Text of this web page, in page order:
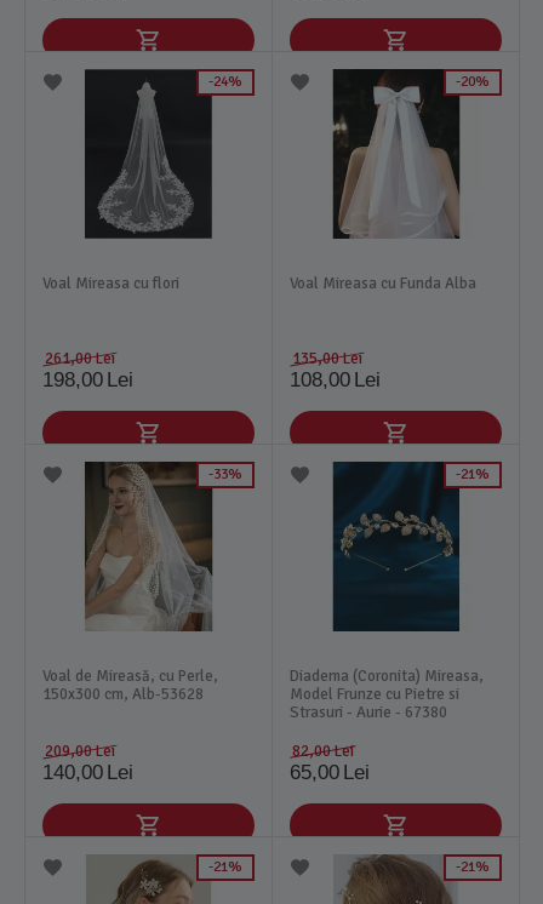
24%
Voal Mireasa cu flori
261,00Lei
198,00 Lei
20%
Voal Mireasa cu Funda Alba
135,00Lei
108,00 Lei
33%
Voal de Mireasă, cu Perle,
150x300 cm, Alb-53628
209,00Lei
140,00 Lei
21%
Diadema (Coronita) Mireasa,
Model Frunze cu Pietre si
Strasuri - Aurie - 67380
82,00Lei
65,00 Lei
21% 21%